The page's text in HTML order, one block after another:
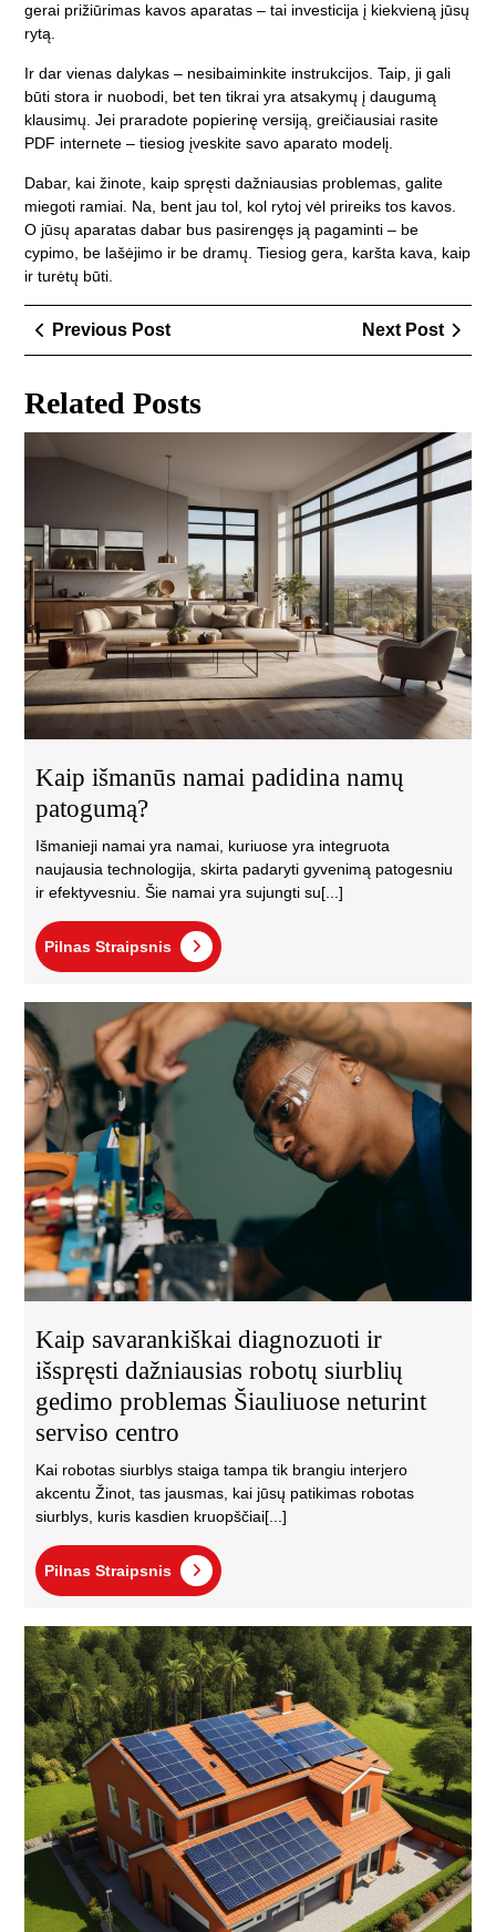
gerai prižiūrimas kavos aparatas – tai investicija į kiekvieną jūsų
rytą.
Ir dar vienas dalykas – nesibaiminkite instrukcijos. Taip, ji gali
būti stora ir nuobodi, bet ten tikrai yra atsakymų į daugumą
klausimų. Jei praradote popierinę versiją, greičiausiai rasite
PDF internete – tiesiog įveskite savo aparato modelį.
Dabar, kai žinote, kaip spręsti dažniausias problemas, galite
miegoti ramiai. Na, bent jau tol, kol rytoj vėl prireiks tos kavos.
O jūsų aparatas dabar bus pasirengęs ją pagaminti – be
cypimo, be lašėjimo ir be dramų. Tiesiog gera, karšta kava, kaip
ir turėtų būti.
Navigacija
tarp
įrašų
Previous PostPrevious
Post
Next Post
Next
Post
Related Posts
Kaip išmanūs namai padidina namų
patogumą?
Išmanieji namai yra namai, kuriuose yra integruota
naujausia technologija, skirta padaryti gyvenimą patogesniu
ir efektyvesniu. Šie namai yra sujungti su[...]
Pilnas Straipsnis
Pilnas
Straipsnis
ir
Kaip savarankiškai diagnozuoti ir
išspręsti dažniausias robotų siurblių
gedimo problemas Šiauliuose neturint
serviso centro
Kai robotas siurblys staiga tampa tik brangiu interjero
akcentu Žinot, tas jausmas, kai jūsų patikimas robotas
siurblys, kuris kasdien kruopščiai[...]
Pilnas Straipsnis
Pilnas
Straipsnis